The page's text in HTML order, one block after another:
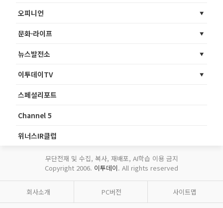
오피니언
문화·라이프
뉴스발전소
이투데이TV
스페셜리포트
Channel 5
위너스IR클럽
무단전재 및 수집, 복사, 재배포, AI학습 이용 금지
Copyright 2006. 이투데이. All rights reserved
회사소개 PC버전 사이트맵